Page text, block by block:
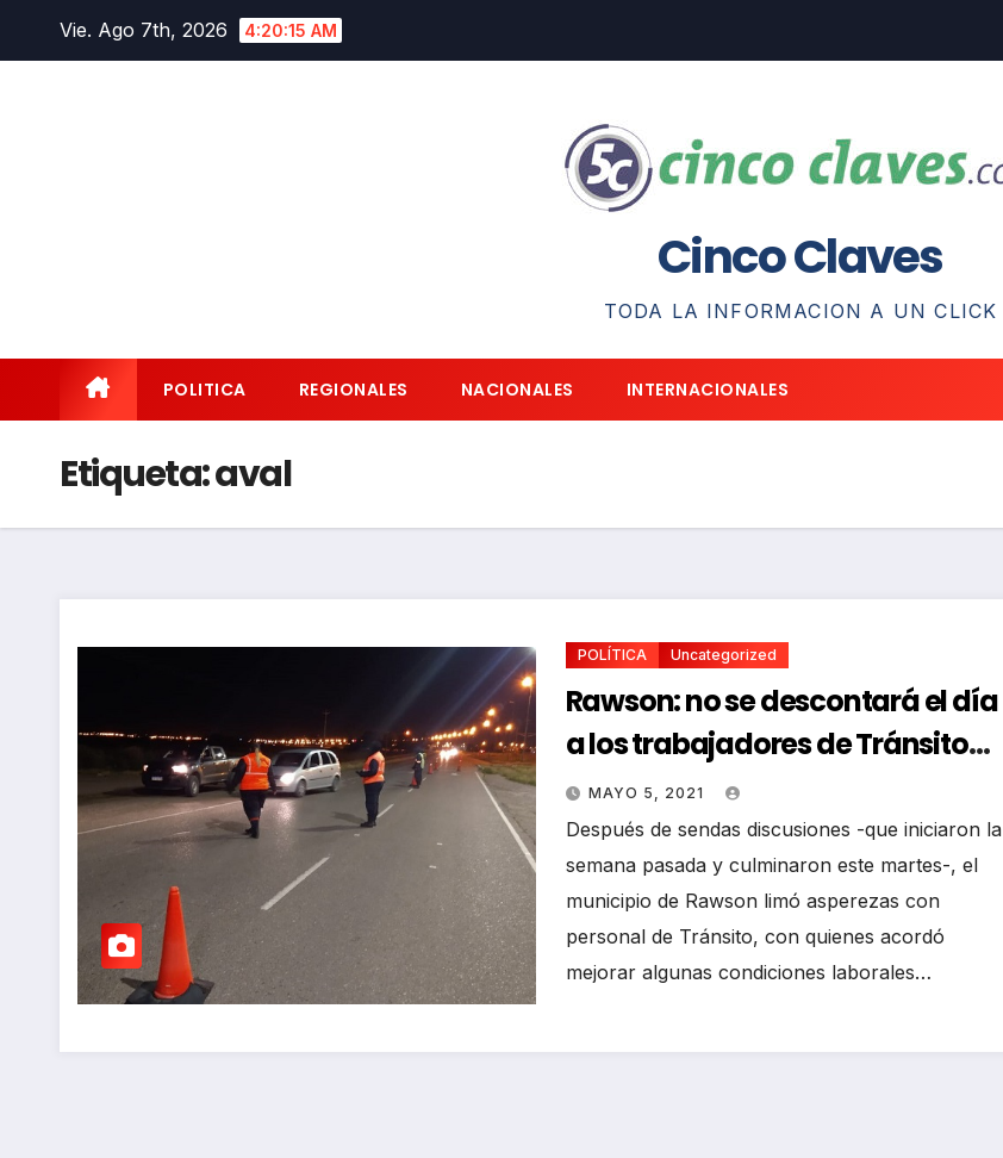
Vie. Ago 7th, 2026 4:20:16 AM
Cinco Claves
TODA LA INFORMACION A UN CLICK
POLITICA REGIONALES NACIONALES INTERNACIONALES
Etiqueta:aval
POLÍTICA Uncategorized
Rawson: no se descontará el día
a los trabajadores de Tránsito
que pararon
MAYO 5, 2021
Después de sendas discusiones -que iniciaron la
semana pasada y culminaron este martes-, el
municipio de Rawson limó asperezas con
personal de Tránsito, con quienes acordó
mejorar algunas condiciones laborales…